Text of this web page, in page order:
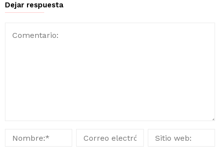
Dejar respuesta